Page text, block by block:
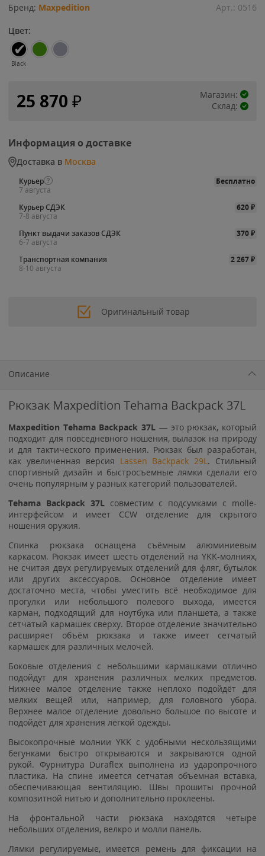
Бренд: Maxpedition Арт.: 0516
Цвет:
Black
25 870 ₽
Магазин:
Склад:
Информация о доставке
Доставка в Москва
Курьер
Бесплатно
7 августа
Курьер СДЭК
620₽
7-8 августа
Пункт выдачи заказов СДЭК
370₽
6-7 августа
Транспортная компания
2 267₽
8-10 августа
Оригинальный товар
Описание
Рюкзак Maxpedition Tehama Backpack 37L
Maxpedition Tehama Backpack 37L — это рюкзак, который
подходит для повседневного ношения, вылазок на природу
и для тактического применения. Рюкзак был разработан,
как увеличенная версия Lassen Backpack 29L . Стильный
спортивный дизайн и быстросъемные лямки сделали его
очень популярным у разных категорий пользователей.
Tehama Backpack 37Lсовместим с подсумками с molle-
интерфейсом и имеет CCW отделение для скрытого
ношения оружия.
Спинка рюкзака оснащена съёмным алюминиевым
каркасом. Рюкзак имеет шесть отделений на YKK-молниях,
не считая двух регулируемых отделений для фляг, бутылок
или других аксессуаров. Основное отделение имеет
достаточно места, чтобы уместить всё необходимое для
прогулки или небольшого полевого выхода, имеется
карман, подходящий для ноутбука или планшета, а также
сетчатый кармашек сверху. Второе отделение значительно
расширяет объём рюкзака и также имеет сетчатый
кармашек для различных мелочей.
Боковые отделения с небольшими кармашками отлично
подойдут для хранения различных мелких предметов.
Нижнее малое отделение также неплохо подойдёт для
мелких вещей или, например, для головного убора.
Верхнее малое отделение довольно большое по высоте и
подойдёт для хранения лёгкой одежды.
Высокопрочные молнии YKK с удобными нескользящими
бегунками быстро открываются и закрываются одной
рукой. Фурнитура Duraflex выполнена из ударопрочного
пластика. На спине имеется сетчатая объемная вставка,
обеспечивающая вентиляцию. Швы прошиты прочной
композитной нитью и дополнительно проклеены.
На фронтальной части рюкзака находятся четыре
небольших отделения, велкро и молли панель.
Лямки регулируемые, имеется ремень для фиксации на